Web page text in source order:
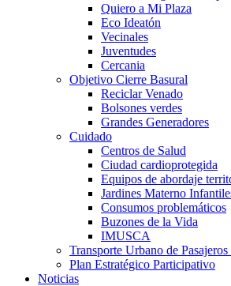
Quiero a Mi Plaza
Eco Ideatón
Vecinales
Juventudes
Cercania
Objetivo Cierre Basural
Reciclar Venado
Bolsones verdes
Grandes Generadores
Cuidado
Centros de Salud
Ciudad cardioprotegida
Equipos de abordaje
Jardines Materno
Consumos problemáticos
Buzones de la Vida
IMUSCA
Transporte Urbano de
Plan Estratégico Participativo
Noticias